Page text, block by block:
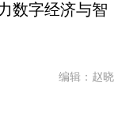
数字经济与智
编辑：赵晓